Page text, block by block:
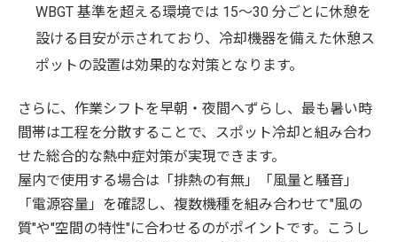
WBGT 基準を超える環境では 15〜30 分ごとに休憩を
設ける目安が示されており、冷却機器を備えた休憩ス
ポットの設置は効果的な対策となります。
さらに、作業シフトを早朝・夜間へずらし、最も暑い時
間帯は工程を分散することで、スポット冷却と組み合わ
せた総合的な熱中症対策が実現できます。
屋内で使用する場合は「排熱の有無」「風量と騒音」
「電源容量」を確認し、複数機種を組み合わせて"風の
質"や"空間の特性"に合わせるのがポイントです。こうし